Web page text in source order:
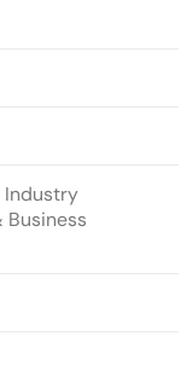
Industry
Business